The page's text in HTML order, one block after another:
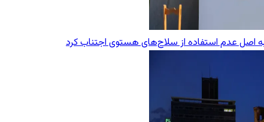
اصل عدم استفاده از سلاح‌های هستوی اجتناب کرد